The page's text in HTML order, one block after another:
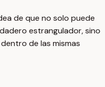
de que no solo puede
estrangulador, sino
de las mismas